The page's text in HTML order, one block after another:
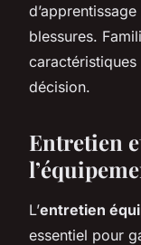
blessures.
décision.
Entretien
L’entretien
essentiel pour